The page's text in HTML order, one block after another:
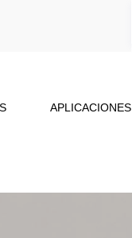
APLICACIONES